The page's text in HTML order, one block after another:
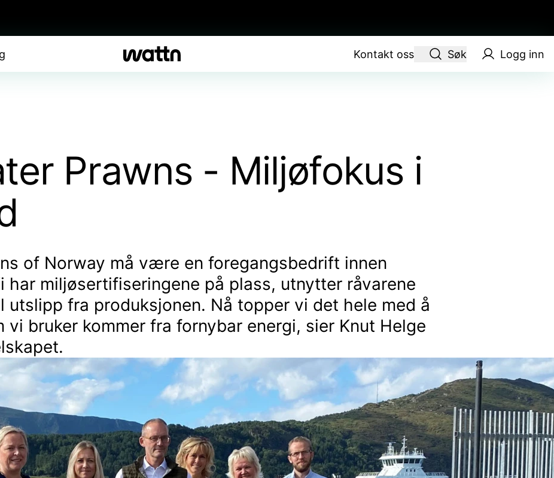
Kontakt oss Søk Logg inn
Prawns - Miljøfokus i
of Norway må være en foregangsbedrift innen
har miljøsertifiseringene på plass, utnytter råvarene
utslipp fra produksjonen. Nå topper vi det hele med å
vi bruker kommer fra fornybar energi, sier Knut Helge